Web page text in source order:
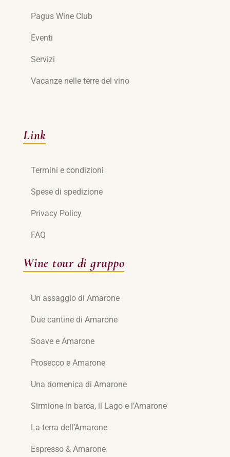
Pagus Wine Club
Eventi
Servizi
Vacanze nelle terre del vino
Link
Termini e condizioni
Spese di spedizione
Privacy Policy
FAQ
Wine tour di gruppo
Un assaggio di Amarone
Due cantine di Amarone
Soave e Amarone
Prosecco e Amarone
Una domenica di Amarone
Sirmione in barca, il Lago e l’Amarone
La terra dell’Amarone
Espresso & Amarone